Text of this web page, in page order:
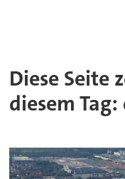
Diese Seite
diesem